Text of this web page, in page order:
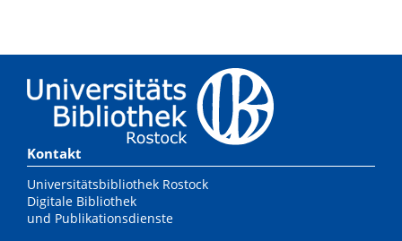
Kontakt
Universitätsbibliothek Rostock
Digitale Bibliothek
und Publikationsdienste